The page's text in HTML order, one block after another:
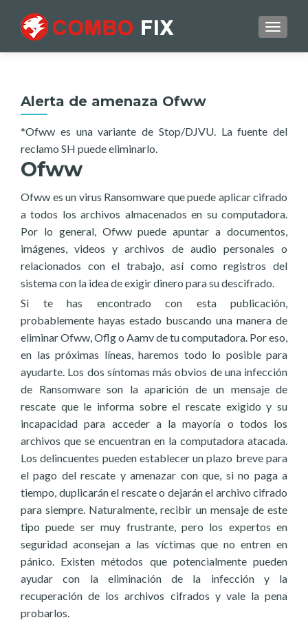
Alerta de amenaza Ofww
*Ofww es una variante de Stop/DJVU. La fuente del
reclamo SH puede eliminarlo.
Ofww
Ofww es un virus Ransomware que puede aplicar cifrado
a todos los archivos almacenados en su computadora.
Por lo general, Ofww puede apuntar a documentos,
imágenes, videos y archivos de audio personales o
relacionados con el trabajo, así como registros del
sistema con la idea de exigir dinero para su descifrado.
Si te has encontrado con esta publicación,
probablemente hayas estado buscando una manera de
eliminar Ofww, Oflg o Aamv de tu computadora. Por eso,
en las próximas líneas, haremos todo lo posible para
ayudarte. Los dos síntomas más obvios de una infección
de Ransomware son la aparición de un mensaje de
rescate que le informa sobre el rescate exigido y su
incapacidad para acceder a la mayoría o todos los
archivos que se encuentran en la computadora atacada.
Los delincuentes pueden establecer un plazo breve para
el pago del rescate y amenazar con que, si no paga a
tiempo, duplicarán el rescate o dejarán el archivo cifrado
para siempre. Naturalmente, recibir un mensaje de este
tipo puede ser muy frustrante, pero los expertos en
seguridad aconsejan a las víctimas que no entren en
pánico. Existen métodos que potencialmente pueden
ayudar con la eliminación de la infección y la
recuperación de los archivos cifrados y vale la pena
probarlos.